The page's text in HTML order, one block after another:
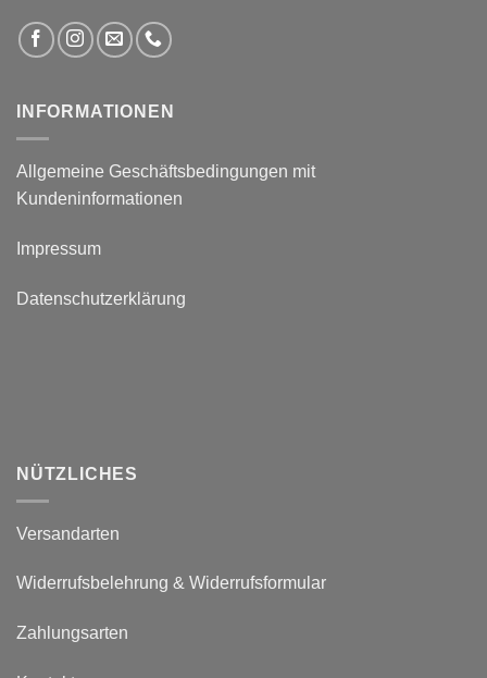
INFORMATIONEN
Allgemeine Geschäftsbedingungen mit
Kundeninformationen
Impressum
Datenschutzerklärung
NÜTZLICHES
Versandarten
Widerrufsbelehrung & Widerrufsformular
Zahlungsarten